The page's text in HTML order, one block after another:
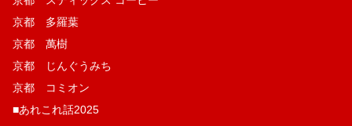
京都 多羅葉
京都 萬樹
京都 じんぐうみち
京都 コミオン
■あれこれ話2025